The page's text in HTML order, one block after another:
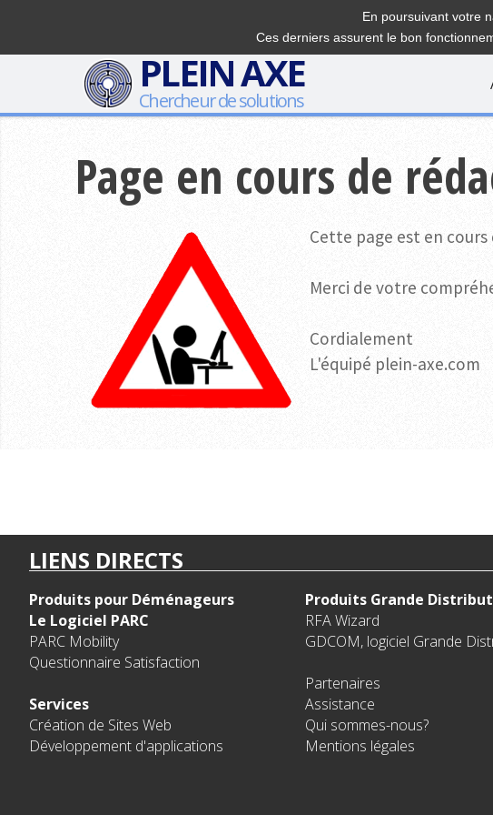
En poursuivant votre
Ces derniers assurent le bon
PLEIN AXE
Chercheur de solutions
Page en cours de
Cette page est en
Merci de votre
Cordialement
L'équipé plein-axe.com
LIENS DIRECTS
Produits pour Déménageurs
Le Logiciel PARC
PARC Mobility
Questionnaire Satisfaction
Services
Création de Sites Web
Développement d'applications
Produits Grande
RFA Wizard
GDCOM, logiciel Grande
Partenaires
Assistance
Qui sommes-nous?
Mentions légales